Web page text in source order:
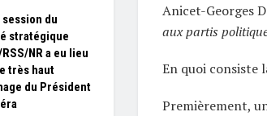
Anicet-Georges
aux partis
En quoi consiste
Premièrement,
session du
stratégique
RSS/NR a eu lieu
très haut
du Président